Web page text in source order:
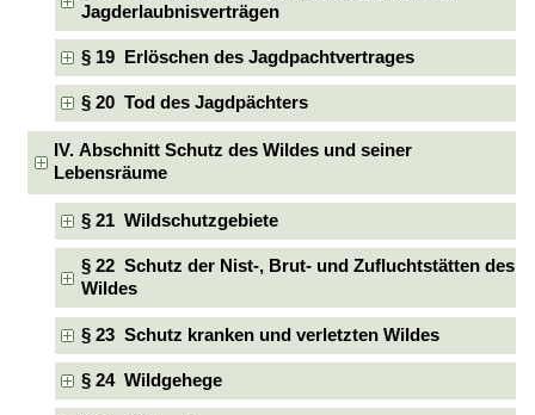
Jagderlaubnisverträgen
§ 19 Erlöschen des Jagdpachtvertrages
§ 20 Tod des Jagdpächters
IV. Abschnitt Schutz des Wildes und seiner
Lebensräume
§ 21 Wildschutzgebiete
§ 22 Schutz der Nist-, Brut- und Zufluchtstätten des
Wildes
§ 23 Schutz kranken und verletzten Wildes
§ 24 Wildgehege